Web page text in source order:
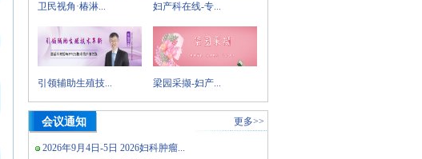
卫民视角·椿淋... 妇产科在线-专...
引领辅助生殖技... 梁园采撷-妇产...
会议通知 更多>>
2026年9月4日-5日 2026妇科肿瘤...